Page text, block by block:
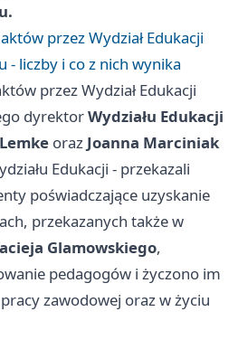
przez Wydział Edukacji
- liczby i co z nich wynika
przez Wydział Edukacji
dyrektorWydziału Edukacji
oraz Joanna Marciniak
Edukacji - przekazali
poświadczające uzyskanie
przekazanych także w
Glamowskiego,
pedagogów i życzono im
zawodowej oraz w życiu